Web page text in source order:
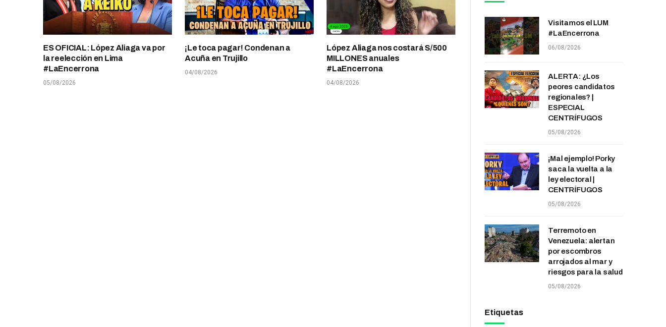
ES OFICIAL: López Aliaga va por
la reelección en Lima
#LaEncerrona
05/08/2026
¡Le toca pagar! Condenan a
Acuña en Trujillo
04/08/2026
López Aliaga nos costará S/500
MILLONES anuales
#LaEncerrona
04/08/2026
Visitamos el LUM
#LaEncerrona
06/08/2026
ALERTA: ¿Los
peores candidatos
regionales? |
ESPECIAL
CENTRÍFUGOS
05/08/2026
¡Mal ejemplo! Porky
saca la vuelta a la
ley electoral |
CENTRÍFUGOS
05/08/2026
Terremoto en
Venezuela: alertan
por escombros
arrojados al mar y
riesgos para la salud
05/08/2026
Etiquetas